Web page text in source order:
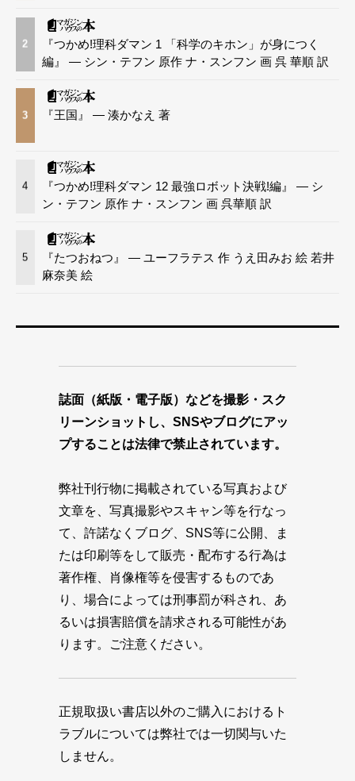
2
『つかめ!理科ダマン 1 「科学のキホン」が身につく
編』 — シン・テフン 原作 ナ・スンフン 画 呉 華順 訳
3 『王国』 — 湊かなえ 著
4
『つかめ!理科ダマン 12 最強ロボット決戦!編』 — シ
ン・テフン 原作 ナ・スンフン 画 呉華順 訳
5
『たつおねつ』 — ユーフラテス 作 うえ田みお 絵 若井
麻奈美 絵
誌面（紙版・電子版）などを撮影・スク
リーンショットし、SNSやブログにアッ
プすることは法律で禁止されています。
弊社刊行物に掲載されている写真および
文章を、写真撮影やスキャン等を行なっ
て、許諾なくブログ、SNS等に公開、ま
たは印刷等をして販売・配布する行為は
著作権、肖像権等を侵害するものであ
り、場合によっては刑事罰が科され、あ
るいは損害賠償を請求される可能性があ
ります。ご注意ください。
正規取扱い書店以外のご購入におけるト
ラブルについては弊社では一切関与いた
しません。